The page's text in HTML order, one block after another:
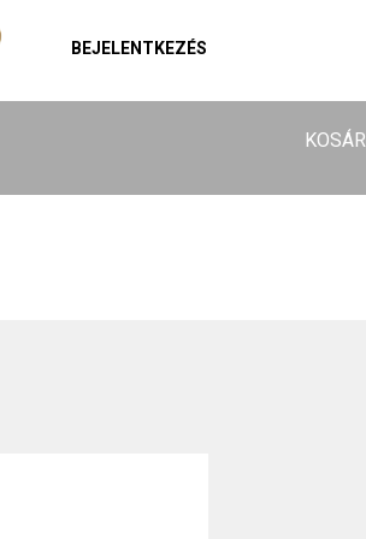
BEJELENTKEZÉS
KOSÁR